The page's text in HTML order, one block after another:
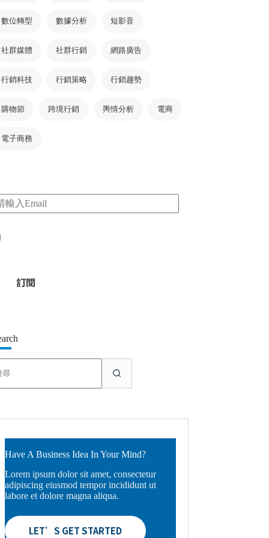
數位轉型 數據分析 短影音
社群媒體 社群行銷 網路廣告
行銷科技 行銷策略 行銷趨勢
購物節 跨境行銷 輿情分析 電商
電子商務
Have A Business Idea In Your Mind?
Lorem ipsum dolor sit amet, consectetur
adipiscing eiusmod tempor incididunt ut
labore et dolore magna aliqua.
LET’S GET STARTED